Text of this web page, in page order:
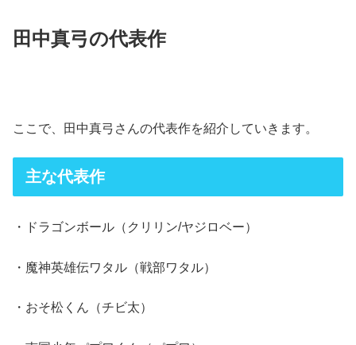
田中真弓の代表作
ここで、田中真弓さんの代表作を紹介していきます。
主な代表作
・ドラゴンボール（クリリン/ヤジロベー）
・魔神英雄伝ワタル（戦部ワタル）
・おそ松くん（チビ太）